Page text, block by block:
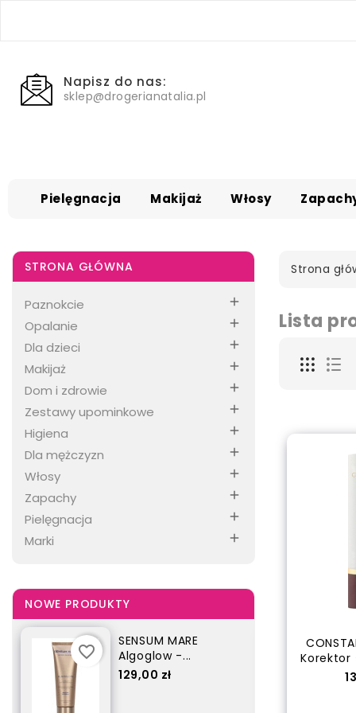
Napisz do nas:
sklep@drogerianatalia.pl
Pielęgnacja Makijaż Włosy
STRONA GŁÓWNA
Paznokcie 
Opalanie 
Dla dzieci 
Makijaż 
Dom i zdrowie 
Zestawy upominkowe 
Higiena 
Dla mężczyzn 
Włosy 
Zapachy 
Pielęgnacja 
Marki 
NOWE PRODUKTY
favorite_border
WELLATON Farba do...
Cena
21,50 zł favorite_border
Strona
Lista
Korektor